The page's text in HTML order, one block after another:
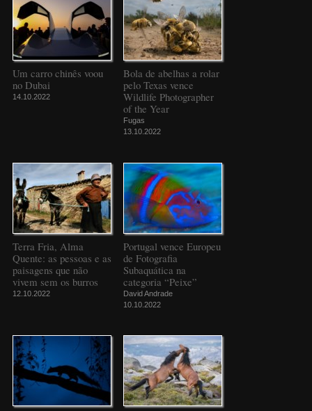
Um carro chinês voou
no Dubai
14.10.2022
Bola de abelhas a rolar
pelo Texas vence
Wildlife Photographer
of the Year
Fugas
13.10.2022
Terra Fria, Alma
Quente: as pessoas e as
paisagens que não
vivem sem os burros
12.10.2022
Portugal vence Europeu
de Fotografia
Subaquática na
categoria “Peixe”
David Andrade
10.10.2022